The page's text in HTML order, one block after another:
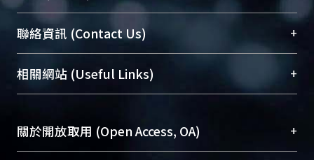
臺大位居世界頂尖大學之列，為永久珍藏及向國際
展現本校豐碩的研究成果及學術能量，圖書館整合
機構典藏（NTUR）與學術庫（AH）不同功能平
台，成為臺大學術典藏NTU scholars。期能整合研
成果。
To permanently archive and promote researcher
聯絡資訊 (Contact Us) +
總館學科館員(Main Library)
醫學圖書館學科館員(Medical Library)
Sciences Library)
相關網站 (Useful Links) +
關於開放取用 (Open Access, OA) +